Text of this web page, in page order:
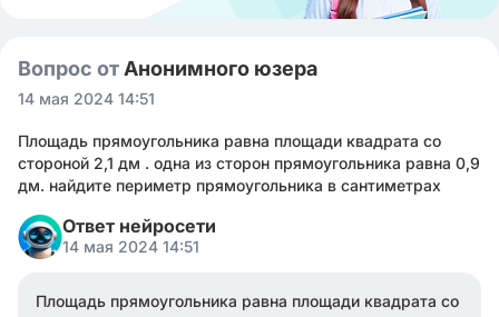
Вопрос от Анонимного юзера
14 мая 2024 14:51
Площадь прямоугольника равна площади квадрата со
стороной 2,1 дм . одна из сторон прямоугольника равна 0,9
дм. найдите периметр прямоугольника в сантиметрах
Ответ нейросети
14 мая 2024 14:51
Площадь прямоугольника равна площади квадрата со